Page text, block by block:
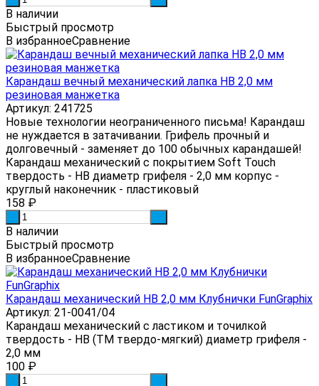
В наличии
Быстрый просмотр
В избранноеСравнение
Карандаш вечный механический лапка HB 2,0 мм
резиновая манжетка
Артикул: 241725
Новые технологии неограниченного письма! Карандаш
не нуждается в затачивании. Грифель прочный и
долговечный - заменяет до 100 обычных карандашей!
Карандаш механический с покрытием Soft Touch
твердость - HB диаметр грифеля - 2,0 мм корпус -
круглый наконечник - пластиковый
158 ₽
В наличии
Быстрый просмотр
В избранноеСравнение
Карандаш механический HB 2,0 мм Клубнички FunGraphix
Артикул: 21-0041/04
Карандаш механический с ластиком и точилкой
твердость - HB (ТМ твердо-мягкий) диаметр грифеля -
2,0 мм
100 ₽